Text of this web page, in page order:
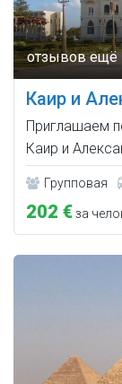
Каир и
Приглашаем
Каир и
Групповая
202 €за